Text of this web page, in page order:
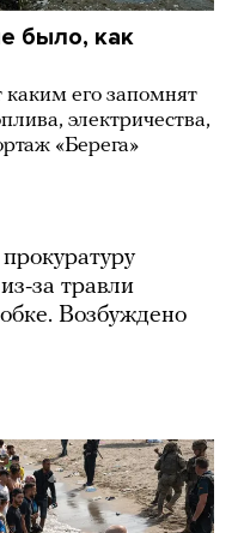
было, как
его запомнят
электричества,
«Берега»
за травли
Возбуждено